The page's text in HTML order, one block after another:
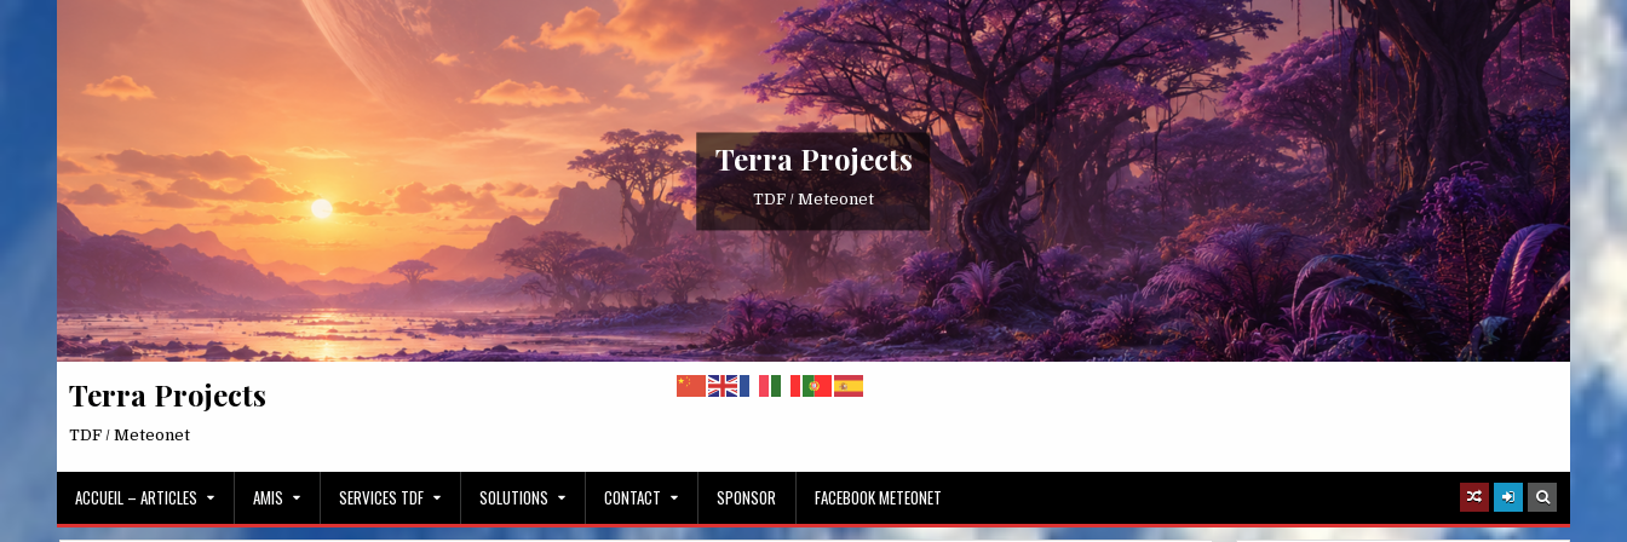
Terra Projects
TDF / Meteonet
Terra Projects
TDF / Meteonet
ACCUEIL – ARTICLES AMIS SERVICES TDF SOLUTIONS CONTACT SPONSOR FACEBOOK METEONET